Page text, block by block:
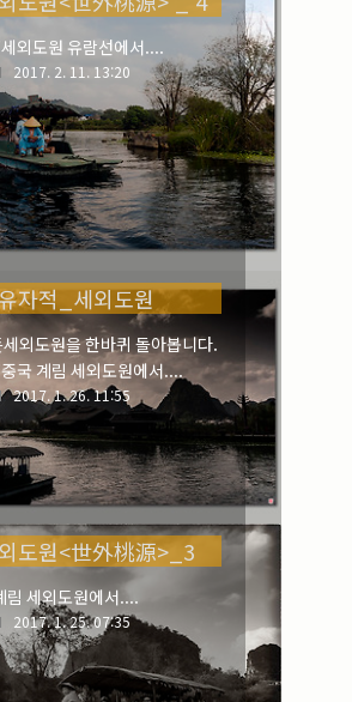
외도원 유람선에서....
2017. 2. 11. 13:20
자적_세외도원
외도원을 한바퀴 돌아봅니다.
국 계림 세외도원에서....
2017. 1. 26. 11:55
도원<世外桃源>_3
세외도원에서....
2017. 1. 25. 07:35